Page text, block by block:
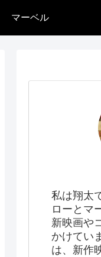
マーベル
私は翔太
ローとマ
新映画や
かけてい
は、新作